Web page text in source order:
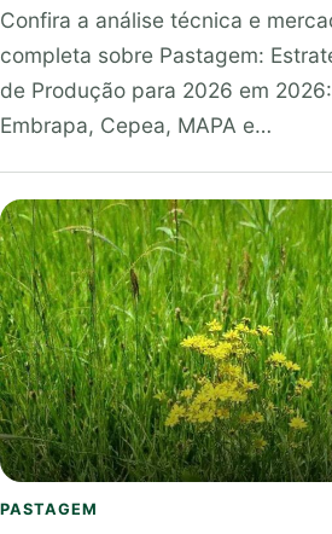
Confira a análise técnica e
completa sobre Pastagem:
de Produção para 2026 em
Embrapa, Cepea, MAPA e…
PASTAGEM